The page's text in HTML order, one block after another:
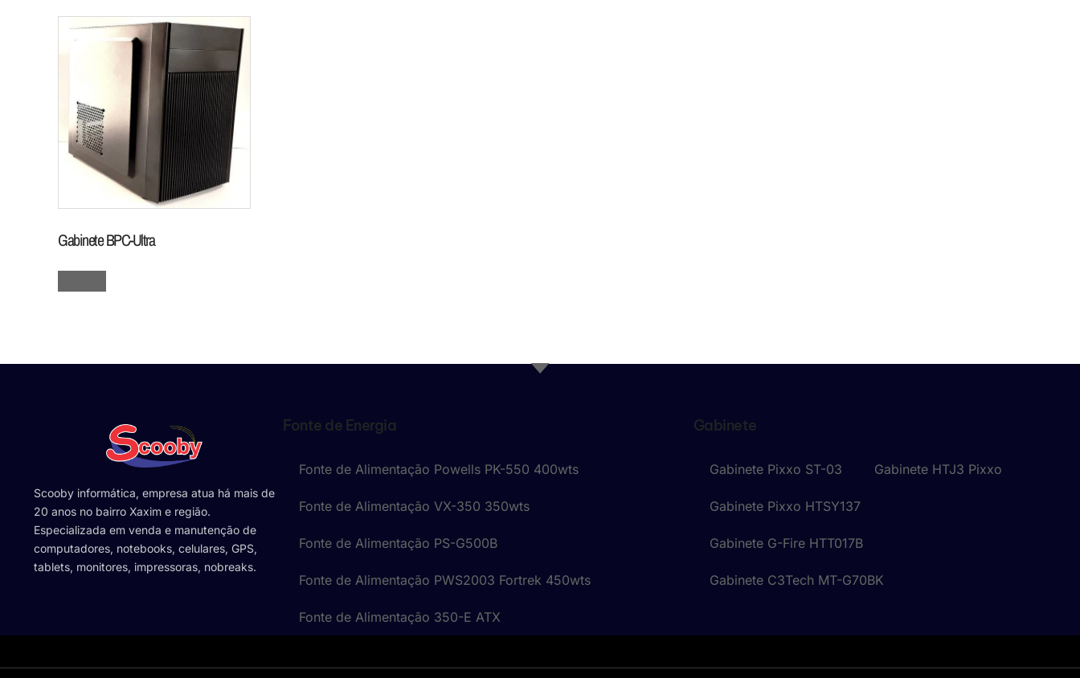
Gabinete BPC-Ultra
Scooby informática, empresa atua há mais de
20 anos no bairro Xaxim e região.
Especializada em venda e manutenção de
computadores, notebooks, celulares, GPS,
tablets, monitores, impressoras, nobreaks.
Fonte de Energia
Fonte de Alimentação Powells PK-550 400wts
Fonte de Alimentação VX-350 350wts
Fonte de Alimentação PS-G500B
Fonte de Alimentação PWS2003 Fortrek 450wts
Fonte de Alimentação 350-E ATX
Gabinete
Gabinete Pixxo ST-03 Gabinete HTJ3 Pixxo
Gabinete Pixxo HTSY137
Gabinete G-Fire HTT017B
Gabinete C3Tech MT-G70BK